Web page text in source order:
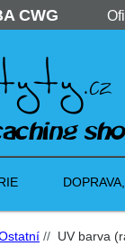
CWG
// UV barva